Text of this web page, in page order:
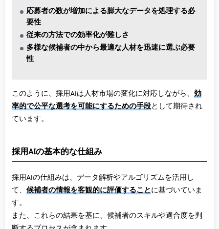
応募者の数が増加による膨大なデータを処理する必
要性
従来の方法での効率化が難しさ
多様な候補者の中から最適な人材を迅速に選ぶ必要
性
このように、採用AIは人材市場の変化に対応しながら、 効
率的で公平な選考を可能にするための手段として期待され
ています。
採用AIの基本的な仕組み
採用AIの仕組みは、データ解析やアルゴリズムを活用し
て、 候補者の情報を客観的に評価することに基づいていま
す。
また、これらの結果を基に、候補者のスキルや適合度を判